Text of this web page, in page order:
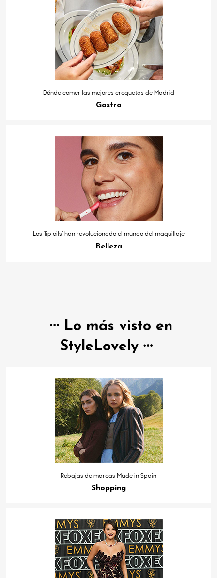
Dónde comer las mejores croquetas de Madrid
Gastro
Los ‘lip oils’ han revolucionado el mundo del maquillaje
Belleza
Lo más visto en
StyleLovely
Rebajas de marcas Made in Spain
Shopping